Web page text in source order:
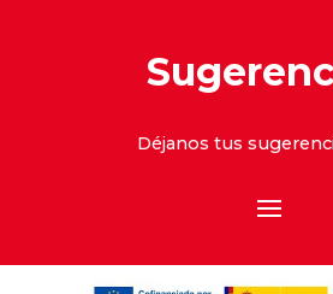
Déjanos tus